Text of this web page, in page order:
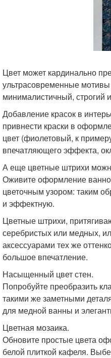
Цвет может кардинально
ультрасовременные
минималистичный, строгий
Добавление красок в
привнести краски в
цвет (фиолетовый, к
впечатляющего эффекта,
А еще цветные штрихи
Оживите оформление
цветочным узором: таким
и эффектную.
Цветные штрихи,
серебристых или медных,
аксессуарами тех же
большое впечатление.
Насыщенный цвет стен.
Попробуйте преобразить
такими же заметными
для медной ванны и
Цветная мозаика.
Обновите простые цвета
белой плиткой кафеля.